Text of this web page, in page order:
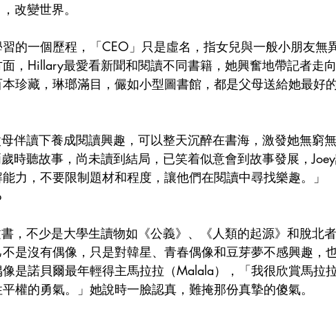
改變世界。
的一個歷程，「CEO」只是虛名，指女兒與一般小朋友無
，Hillary最愛看新聞和閱讀不同書籍，她興奮地帶記者走
珍藏，琳瑯滿目，儼如小型圖書館，都是父母送給她最好
伴讀下養成閱讀興趣，可以整天沉醉在書海，激發她無窮
時聽故事，尚未讀到結局，已笑着似意會到故事發展，Joey
力，不要限制題材和程度，讓他們在閱讀中尋找樂趣。」
，不少是大學生讀物如《公義》、《人類的起源》和脫北
不是沒有偶像，只是對韓星、青春偶像和豆芽夢不感興趣，
是諾貝爾最年輕得主馬拉拉（Malala），「我很欣賞馬拉
權的勇氣。」她說時一臉認真，難掩那份真摯的傻氣。